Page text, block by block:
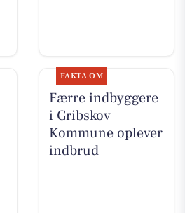
FAKTA OM
Færre indbyggere
i Gribskov
Kommune oplever
indbrud